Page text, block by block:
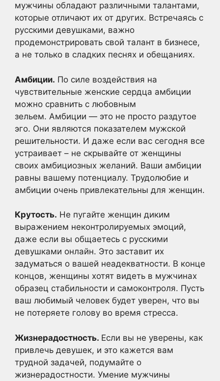
мужчины обладают различными талантами,
которые отличают их от других. Встречаясь с
русскими девушками, важно
продемонстрировать свой талант в бизнесе,
а не только в сладких песнях и обещаниях.
Амбиции. По силе воздействия на
чувствительные женские сердца амбиции
можно сравнить с любовным
зельем. Амбиции — это не просто раздутое
эго. Они являются показателем мужской
решительности. И даже если вас сегодня все
устраивает – не скрывайте от женщины
своих амбициозных желаний. Ваши амбиции
равны вашему потенциалу. Трудолюбие и
амбиции очень привлекательны для женщин.
Крутость. Не пугайте женщин диким
выражением неконтролируемых эмоций,
даже если вы общаетесь с русскими
девушками онлайн. Это заставит их
задуматься о вашей неадекватности. В конце
концов, женщины хотят видеть в мужчинах
образец стабильности и самоконтроля. Пусть
ваш любимый человек будет уверен, что вы
не потеряете голову во время стресса.
Жизнерадостность. Если вы не уверены, как
привлечь девушек, и это кажется вам
трудной задачей, подумайте о
жизнерадостности. Умение мужчины